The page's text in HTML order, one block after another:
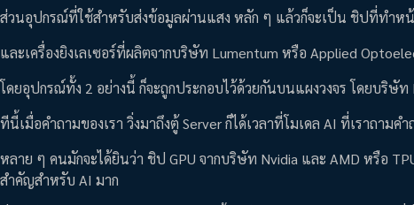
ส่วนอุปกรณ์ที่ใช้สำหรับส่งข้อมูลผ่านแสง หลัก ๆ แล้วก็จะเป็น ชิปที่ทำห
และเครื่องยิงเลเซอร์ที่ผลิตจากบริษัท Lumentum หรือ Applied
โดยอุปกรณ์ทั้ง 2 อย่างนี้ ก็จะถูกประกอบไว้ด้วยกันบนแผงวงจร โดยบริ
ทีนี้เมื่อคำถามของเรา วิ่งมาถึงตู้ Server ก็ได้เวลาที่โมเดล AI ที่เราถามคำ
หลาย ๆ คนมักจะได้ยินว่า ชิป GPU จากบริษัท Nvidia และ AMD หรือ
สำคัญสำหรับ AI มาก